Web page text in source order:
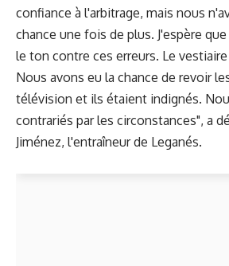
confiance à l'arbitrage, mais nous
chance une fois de plus. J'espère
le ton contre ces erreurs. Le
Nous avons eu la chance de revoir
télévision et ils étaient indignés.
contrariés par les circonstances", a
Jiménez, l'entraîneur de Leganés.